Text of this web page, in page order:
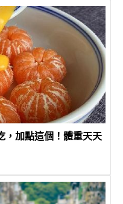
，加點這個！體重天天